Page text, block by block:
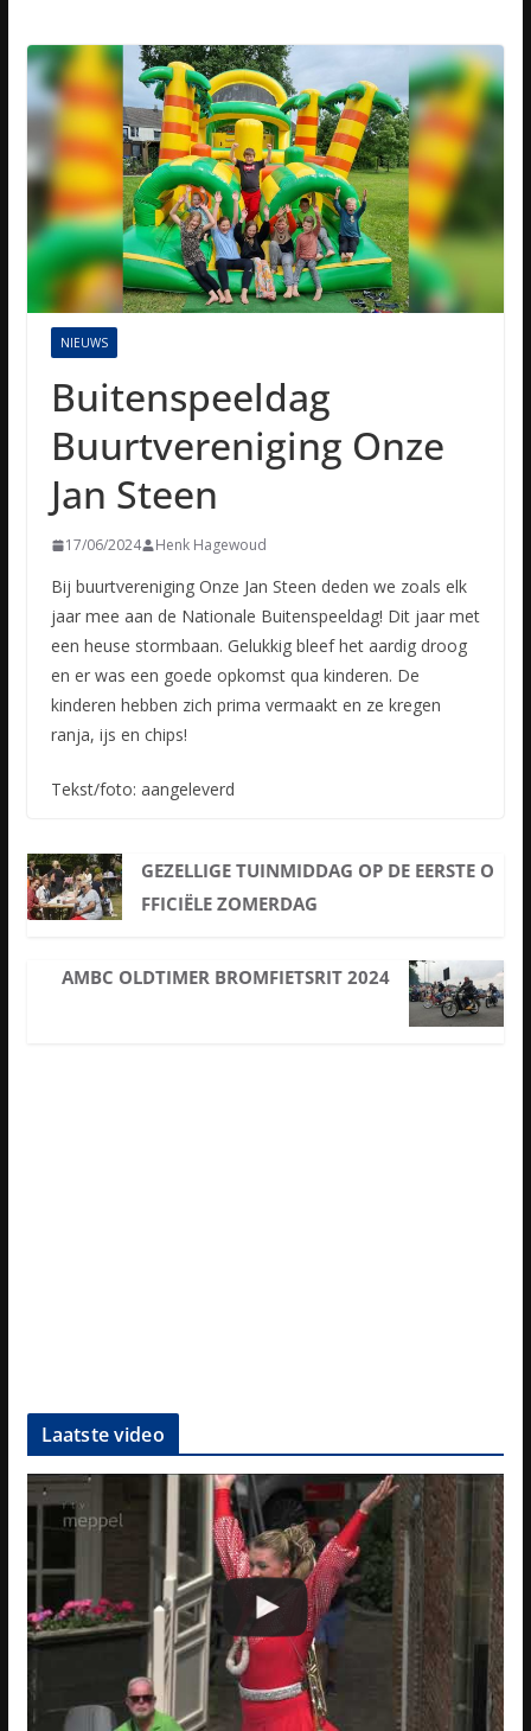
NIEUWS
Buitenspeeldag
Buurtvereniging Onze
Jan Steen
17/06/2024 Henk Hagewoud
Bij buurtvereniging Onze Jan Steen deden we zoals elk
jaar mee aan de Nationale Buitenspeeldag! Dit jaar met
een heuse stormbaan. Gelukkig bleef het aardig droog
en er was een goede opkomst qua kinderen. De
kinderen hebben zich prima vermaakt en ze kregen
ranja, ijs en chips!
Tekst/foto: aangeleverd
GEZELLIGE TUINMIDDAG OP DE EERSTE O
FFICIËLE ZOMERDAG
AMBC OLDTIMER BROMFIETSRIT 2024
Laatste video